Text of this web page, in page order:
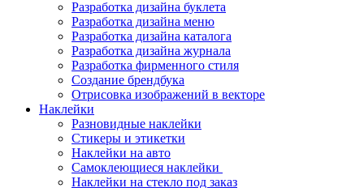
Разработка дизайна буклета
Разработка дизайна меню
Разработка дизайна каталога
Разработка дизайна журнала
Разработка фирменного стиля
Создание брендбука
Отрисовка изображений в векторе
Наклейки
Разновидные наклейки
Стикеры и этикетки
Наклейки на авто
Самоклеющиеся наклейки
Наклейки на стекло под заказ